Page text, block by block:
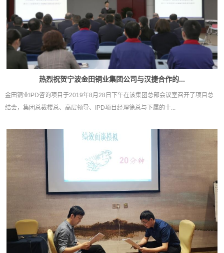
热烈祝贺宁波金田铜业集团公司与汉捷合作的...
金田铜业IPD咨询项目于2019年8月28日下午在该集团总部会议室召开了项目总
结会，集团总裁楼总、高层领导、IPD项目经理徐总与下属的十...